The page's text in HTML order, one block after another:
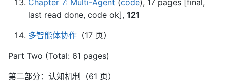
Chapter 7: Multi-Agent (code), 17 pages [final,
last read done, code ok], 121
多智能体协作 （17 页）
Part Two (Total: 61 pages)
第二部分：认知机制（61 页）